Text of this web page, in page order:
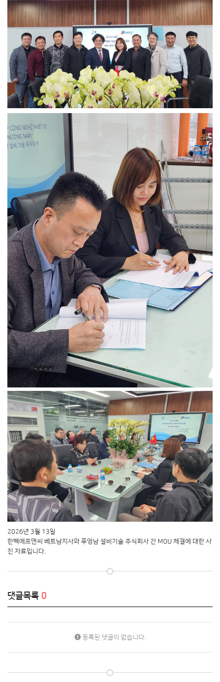
2026년 3월 13일
한백에프앤씨 베트남지사와 푸엉남 설비기술 주식회사 간 MOU 체결에 대한 사
진 자료입니다.
댓글목록 0
등록된 댓글이 없습니다.